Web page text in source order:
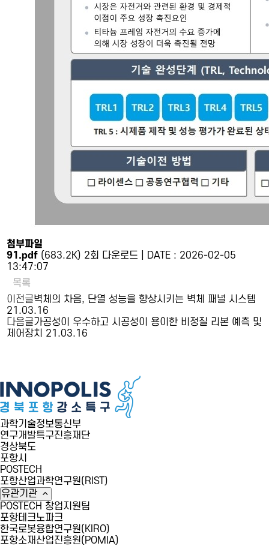
첨부파일
91.pdf (683.2K) 2회 다운로드 | DATE : 2026-02-05
13:47:07
목록
이전글벽체의 차음, 단열 성능을 향상시키는 벽체 패널 시스템
21.03.16
다음글가공성이 우수하고 시공성이 용이한 비정질 리본 예측 및
제어장치
21.03.16
과학기술정보통신부
연구개발특구진흥재단
경상북도
포항시
POSTECH
포항산업과학연구원(RIST)
유관기관
POSTECH 창업지원팀
포항테크노파크
한국로봇융합연구원(KIRO)
포항소재산업진흥원(POMIA)